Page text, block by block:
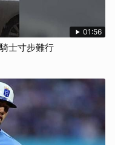
01:56
士寸步難行